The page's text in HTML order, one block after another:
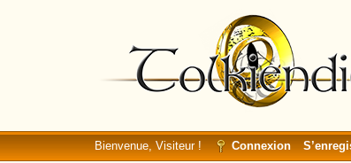
Bienvenue, Visiteur ! Connexion